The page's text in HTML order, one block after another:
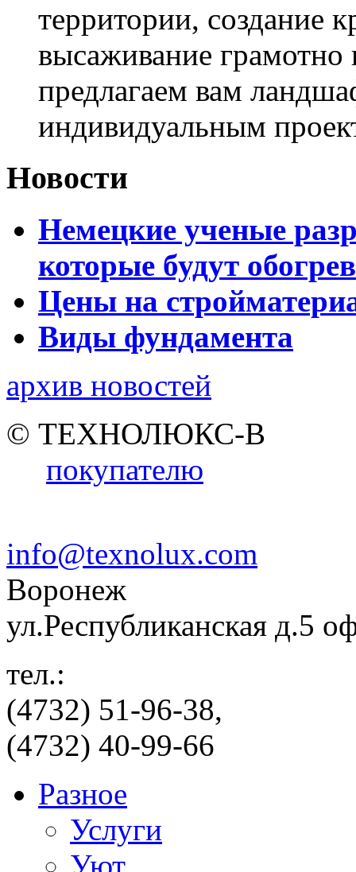
территории, создание
высаживание
предлагаем вам
индивидуальным
Новости
Немецкие ученые
которые будут
Цены на
Виды фундамента
архив новостей
© ТЕХНОЛЮКС-В
покупателю
info@texnolux.com
Воронеж
ул.Республиканская д.5
тел.:
(4732) 51-96-38,
(4732) 40-99-66
Разное
Услуги
Уют